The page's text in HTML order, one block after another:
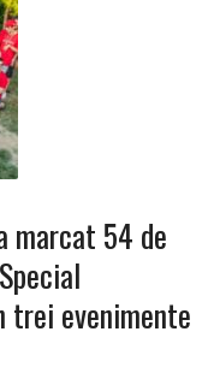
marcat 54 de
trei evenimente